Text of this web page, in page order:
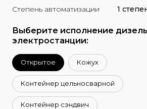
Степень автоматизации
1
Выберите исполнение
электростанции:
Открытое Кожух
Контейнер цельносварной
Контейнер сэндвич